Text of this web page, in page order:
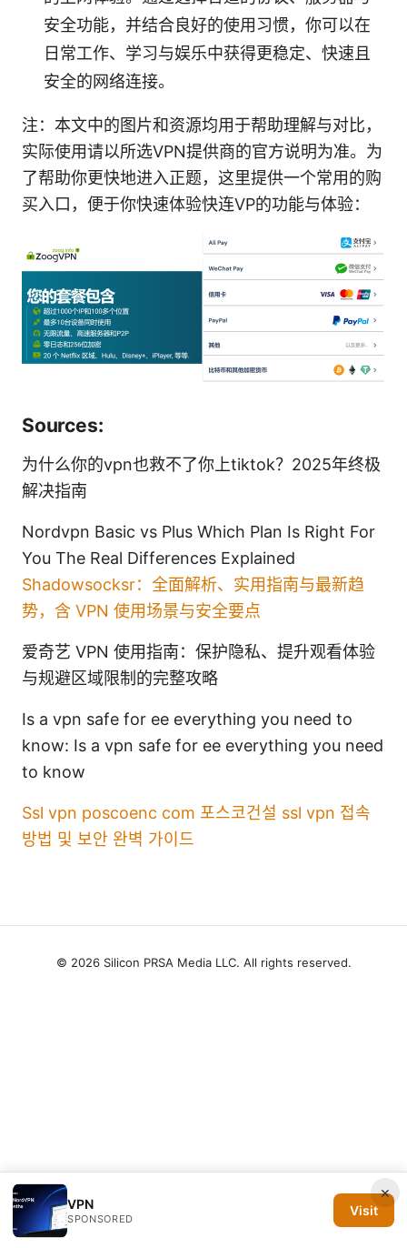
安全功能，并结合良好的使用习惯，你可以在
日常工作、学习与娱乐中获得更稳定、快速且
安全的网络连接。
注：本文中的图片和资源均用于帮助理解与对比，
实际使用请以所选VPN提供商的官方说明为准。为
了帮助你更快地进入正题，这里提供一个常用的购
买入口，便于你快速体验快连VP的功能与体验：
Sources:
为什么你的vpn也救不了你上tiktok？2025年终极
解决指南
Nordvpn Basic vs Plus Which Plan Is Right For
You The Real Differences Explained
Shadowsocksr：全面解析、实用指南与最新趋
势，含 VPN 使用场景与安全要点
爱奇艺 VPN 使用指南：保护隐私、提升观看体验
与规避区域限制的完整攻略
Is a vpn safe for ee everything you need to
know: Is a vpn safe for ee everything you need
to know
Ssl vpn poscoenc com 포스코건설 ssl vpn 접속
방법 및 보안 완벽 가이드
×
VPN
SPONSORED
Visit
© 2026 Silicon PRSA Media LLC. All rights reserved.